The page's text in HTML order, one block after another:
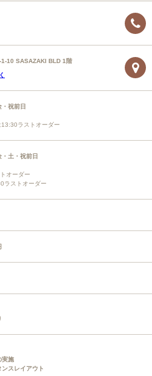
1-10 SASAZAKI BLD 1階
・祝前日
ラストオーダー
土・祝前日
オーダー
ラストオーダー
実施
スレイアウト